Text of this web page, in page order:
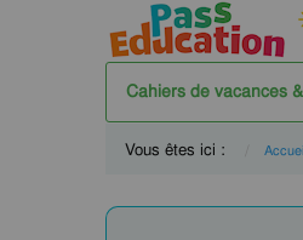
Cahiers de vacances
Vous êtes ici :